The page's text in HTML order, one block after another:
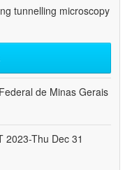
tunnelling microscopy
de Minas Gerais
2023-Thu Dec 31